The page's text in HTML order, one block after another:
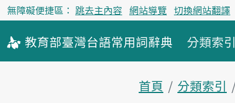
無障礙便捷區： 跳去主內容 網站導覽 切換網站翻譯
教育部臺灣台語常用詞辭典 分類索引
首頁 分類索引